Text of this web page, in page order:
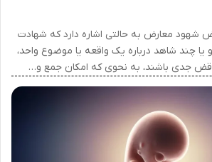
شهود معارض به حالتی اشاره دارد که شهادت
چند شاهد درباره یک واقعه یا موضوع واحد،
جدی باشند، به نحوی که امکان جمع و…